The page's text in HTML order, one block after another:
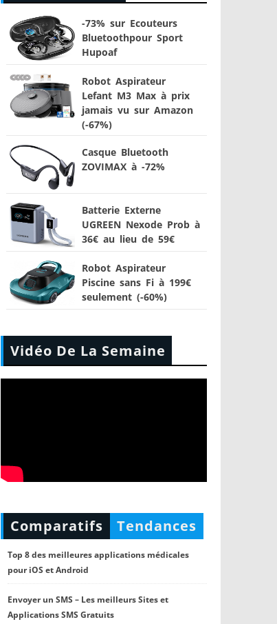
-73% sur Ecouteurs
Bluetoothpour Sport
Hupoaf
Robot Aspirateur
Lefant M3 Max à prix
jamais vu sur Amazon
(-67%)
Casque Bluetooth
ZOVIMAX à -72%
Batterie Externe
UGREEN Nexode Prob à
36€ au lieu de 59€
Robot Aspirateur
Piscine sans Fi à 199€
seulement (-60%)
Vidéo De La Semaine
Comparatifs Tendances
Top 8 des meilleures applications médicales
pour iOS et Android
Envoyer un SMS – Les meilleurs Sites et
Applications SMS Gratuits